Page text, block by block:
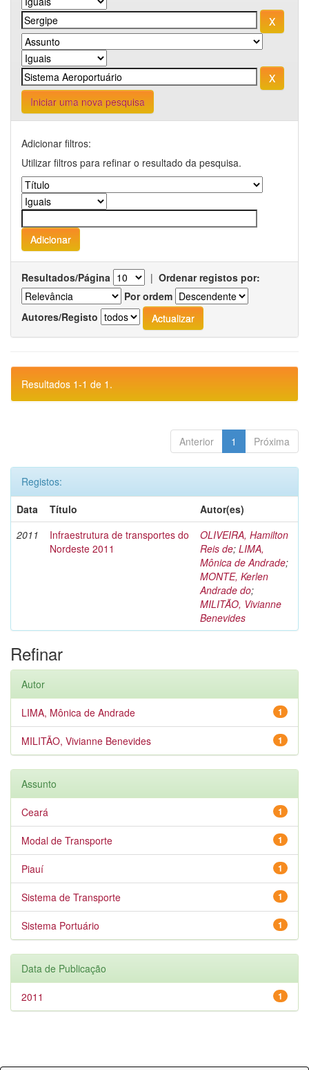
Iniciar uma nova pesquisa
Adicionar filtros:
Utilizar filtros para refinar o resultado da pesquisa.
Resultados/Página | Ordenar registos por:
Por ordem
Autores/Registo
Resultados 1-1 de 1.
Anterior 1 Próxima
Registos:
Data
Título
Autor(es)
2011
Infraestrutura de transportes do
Nordeste 2011
OLIVEIRA, Hamilton
Reis de; LIMA,
Mônica de Andrade;
MONTE, Kerlen
Andrade do;
MILITÃO, Vivianne
Benevides
Refinar
Autor
1
LIMA, Mônica de Andrade
1
MILITÃO, Vivianne Benevides
Assunto
1
Ceará
1
Modal de Transporte
1
Piauí
1
Sistema de Transporte
1
Sistema Portuário
Data de Publicação
1
2011